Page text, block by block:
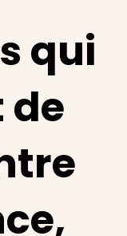
qui
de